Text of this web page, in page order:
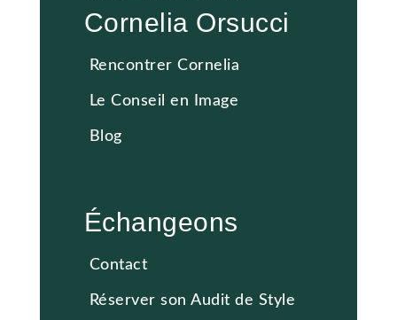
Cornelia Orsucci
Rencontrer Cornelia
Le Conseil en Image
Blog
Échangeons
Contact
Réserver son Audit de Style